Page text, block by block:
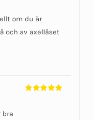
om du är
och av axellåset
bra